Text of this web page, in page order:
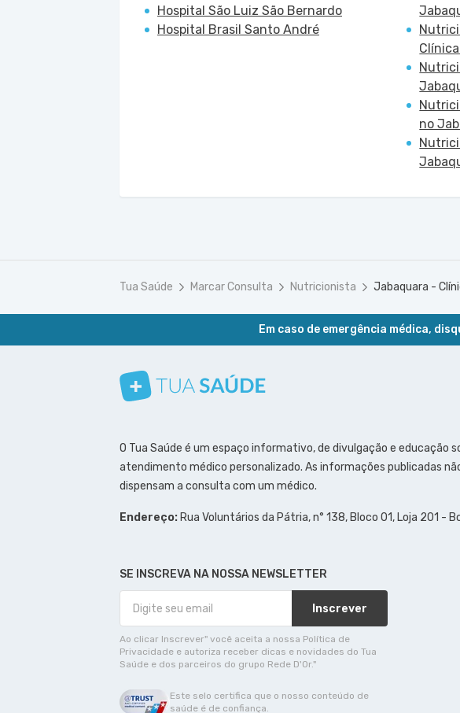
Hospital São Luiz São Bernardo
Hospital Brasil Santo André
no
Tua Saúde Marcar Consulta Nutricionista Jabaquara -
Em caso de emergência médica,
Conheça nosso canal
Siga a gente no Instagram
Siga a gente no Facebook
Siga a gente no Pinterest
O Tua Saúde é um espaço informativo, de divulgação e
atendimento médico personalizado. As informações publicadas
dispensam a consulta com um médico.
Endereço: Rua Voluntários da Pátria, n° 138, Bloco 01, Loja 201
SE INSCREVA NA NOSSA NEWSLETTER
Inscrever
Ao clicar Inscrever" você aceita a nossa Política de
Privacidade e autoriza receber dicas e novidades do Tua
Saúde e dos parceiros do grupo Rede D'Or."
Este selo certifica que o nosso conteúdo de
saúde é de confiança.